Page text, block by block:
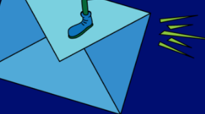
DÍA DE SENSIBILIZACIÓN
Quiénes somos Eventos